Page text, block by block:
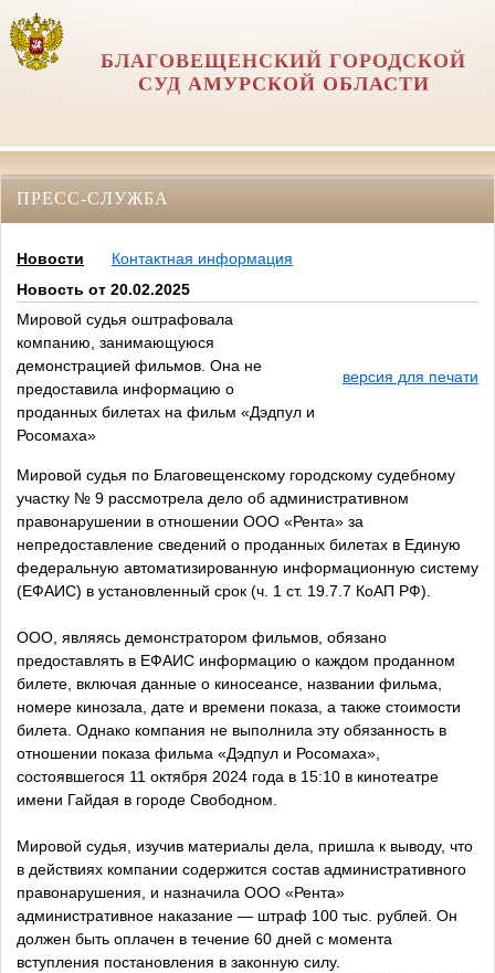
БЛАГОВЕЩЕНСКИЙ ГОРОДСКОЙ
СУД АМУРСКОЙ ОБЛАСТИ
ПРЕСС-СЛУЖБА
Новости
Контактная информация
Новость от 20.02.2025
Мировой судья оштрафовала
компанию, занимающуюся
демонстрацией фильмов. Она не
предоставила информацию о
проданных билетах на фильм «Дэдпул и
Росомаха»
версия для печати
Мировой судья по Благовещенскому городскому судебному
участку № 9 рассмотрела дело об административном
правонарушении в отношении ООО «Рента» за
непредоставление сведений о проданных билетах в Единую
федеральную автоматизированную информационную систему
(ЕФАИС) в установленный срок (ч. 1 ст. 19.7.7 КоАП РФ).
ООО, являясь демонстратором фильмов, обязано
предоставлять в ЕФАИС информацию о каждом проданном
билете, включая данные о киносеансе, названии фильма,
номере кинозала, дате и времени показа, а также стоимости
билета. Однако компания не выполнила эту обязанность в
отношении показа фильма «Дэдпул и Росомаха»,
состоявшегося 11 октября 2024 года в 15:10 в кинотеатре
имени Гайдая в городе Свободном.
Мировой судья, изучив материалы дела, пришла к выводу, что
в действиях компании содержится состав административного
правонарушения, и назначила ООО «Рента»
административное наказание — штраф 100 тыс. рублей. Он
должен быть оплачен в течение 60 дней с момента
вступления постановления в законную силу.